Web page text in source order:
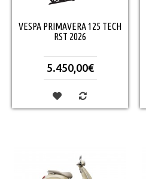
VESPA PRIMAVERA 125 TECH
RST 2026
5.450,00€